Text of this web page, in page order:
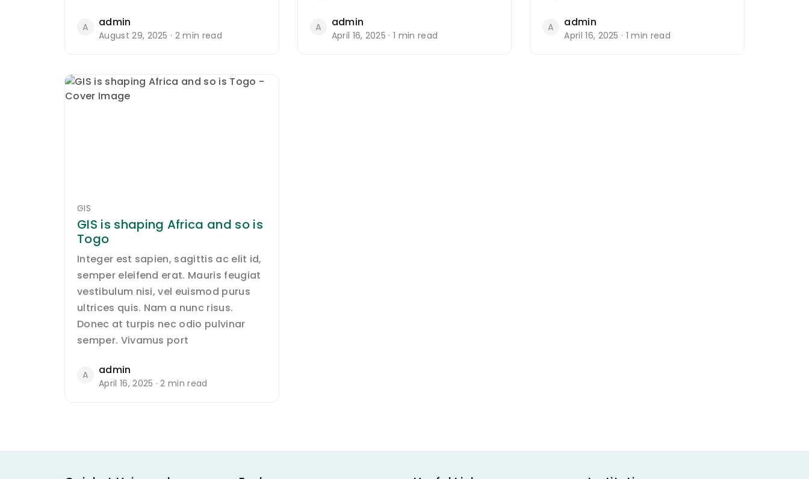
A admin
August 29, 2025 · 2 min read
A admin
April 16, 2025 · 1 min read
A admin
April 16, 2025 · 1 min read
GIS
GIS is shaping Africa and so is
Togo
Integer est sapien, sagittis ac elit id,
semper eleifend erat. Mauris feugiat
vestibulum nisi, vel euismod purus
ultrices quis. Nam a nunc risus.
Donec at turpis nec odio pulvinar
semper. Vivamus port
A admin
April 16, 2025 · 2 min read